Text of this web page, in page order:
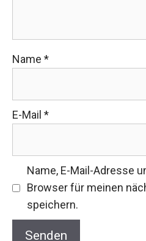
Name *
E-Mail *
Name, E-Mail-Adresse
Browser für meinen
speichern.